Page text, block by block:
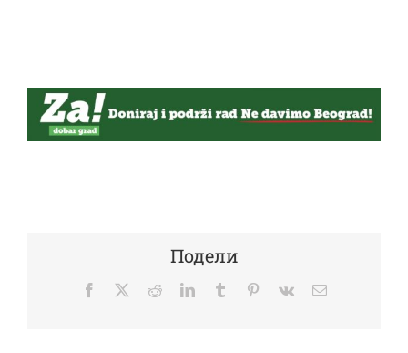
Подели
Facebook
TwitterRedditLinkedInTumblr Pinterest
Vk Email